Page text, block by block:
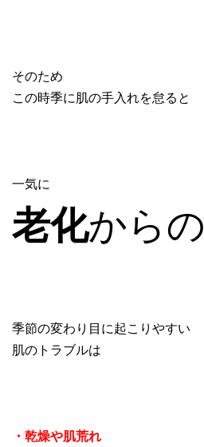
そのため
この時季に肌の手入れを怠ると
一気に
老化からの
季節の変わり目に起こりやすい
肌のトラブルは
・乾燥や肌荒れ